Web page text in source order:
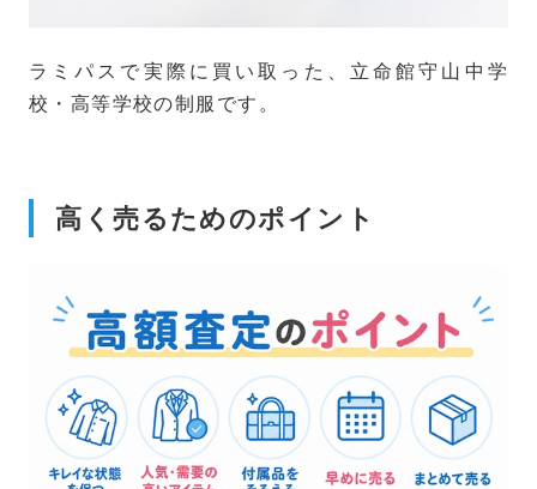
ラミパスで実際に買い取った、立命館守山中学
校・高等学校の制服です。
高く売るためのポイント